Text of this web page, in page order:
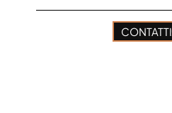
CONTATTI